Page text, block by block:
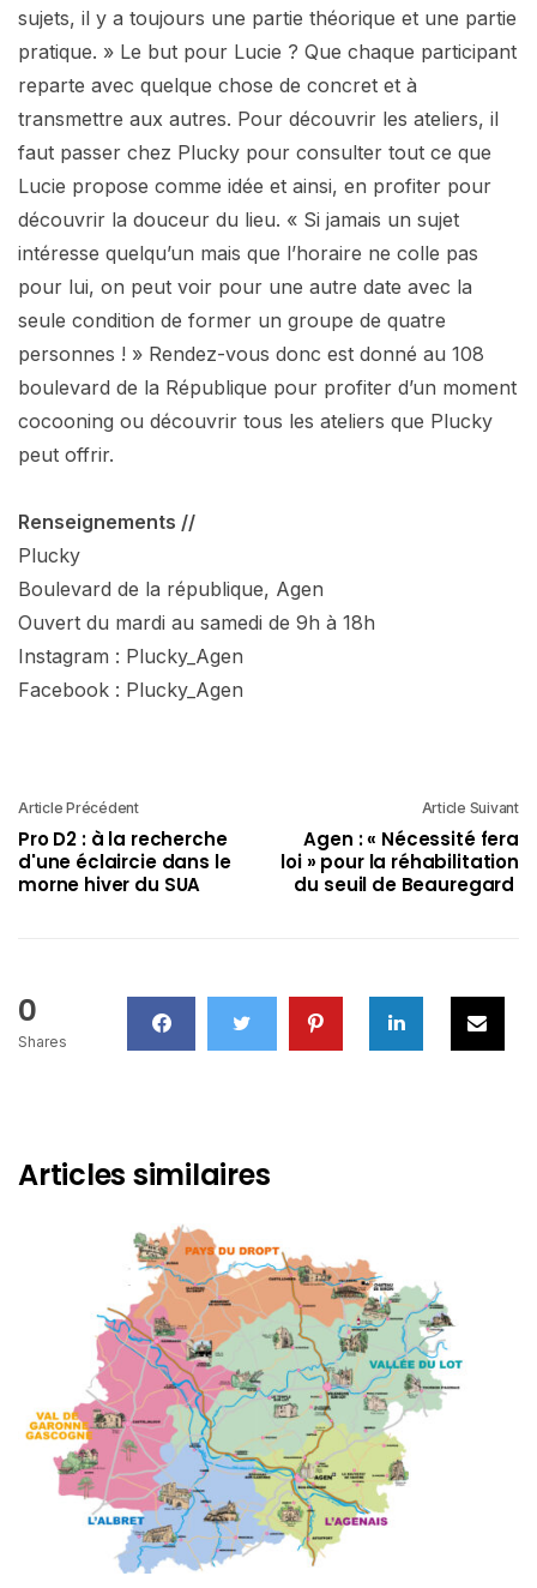
sujets, il y a toujours une partie théorique et une partie
pratique. » Le but pour Lucie ? Que chaque participant
reparte avec quelque chose de concret et à
transmettre aux autres. Pour découvrir les ateliers, il
faut passer chez Plucky pour consulter tout ce que
Lucie propose comme idée et ainsi, en profiter pour
découvrir la douceur du lieu. « Si jamais un sujet
intéresse quelqu’un mais que l’horaire ne colle pas
pour lui, on peut voir pour une autre date avec la
seule condition de former un groupe de quatre
personnes ! » Rendez-vous donc est donné au 108
boulevard de la République pour profiter d’un moment
cocooning ou découvrir tous les ateliers que Plucky
peut offrir.
Renseignements //
Plucky
Boulevard de la république, Agen
Ouvert du mardi au samedi de 9h à 18h
Instagram : Plucky_Agen
Facebook : Plucky_Agen
Article Précédent
Pro D2 : à la recherche
d'une éclaircie dans le
morne hiver du SUA
Article Suivant
Agen : « Nécessité fera
loi » pour la réhabilitation
du seuil de Beauregard
0
Shares
Articles similaires